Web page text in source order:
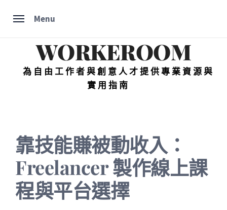
Menu
WORKEROOM
為自由工作者與創意人才提供專業資源與
實用指南
靠技能賺被動收入：
Freelancer 製作線上課
程與平台選擇